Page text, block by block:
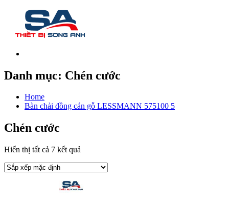
Danh mục: Chén cước
Home
Bàn chải đồng cán gỗ LESSMANN 575100 5
Chén cước
Hiển thị tất cả 7 kết quả